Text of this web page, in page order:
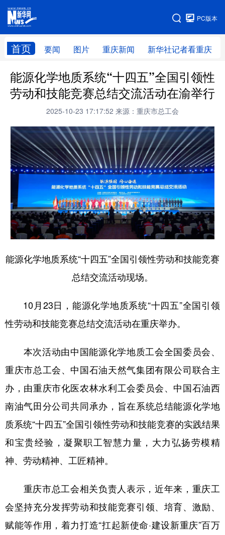
PC版本
首页 要闻 图片 重庆新闻 新华社记者看重庆
网站地图
能源化学地质系统“十四五”全国引领性
劳动和技能竞赛总结交流活动在渝举行
2025-10-23 17:17:52 来源：重庆市总工会
能源化学地质系统“十四五”全国引领性劳动和技能竞赛
总结交流活动现场。
10月23日，能源化学地质系统“十四五”全国引领
性劳动和技能竞赛总结交流活动在重庆举办。
本次活动由中国能源化学地质工会全国委员会、
重庆市总工会、中国石油天然气集团有限公司联合主
办，由重庆市化医农林水利工会委员会、中国石油西
南油气田分公司共同承办，旨在系统总结能源化学地
质系统“十四五”全国引领性劳动和技能竞赛的实践结果
和宝贵经验，凝聚职工智慧力量，大力弘扬劳模精
神、劳动精神、工匠精神。
重庆市总工会相关负责人表示，近年来，重庆工
会坚持充分发挥劳动和技能竞赛引领、培育、激励、
赋能等作用，着力打造“扛起新使命·建设新重庆”百万